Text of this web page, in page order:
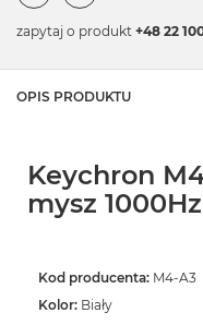
zapytaj o produkt +48 22
OPIS PRODUKTU
Keychron
mysz
Kod producenta: M4-A3
Kolor: Biały